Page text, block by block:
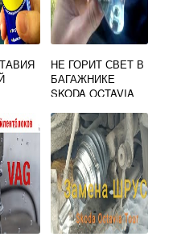
НЕ ГОРИТ СВЕТ В
БАГАЖНИКЕ
SKODA OCTAVIA